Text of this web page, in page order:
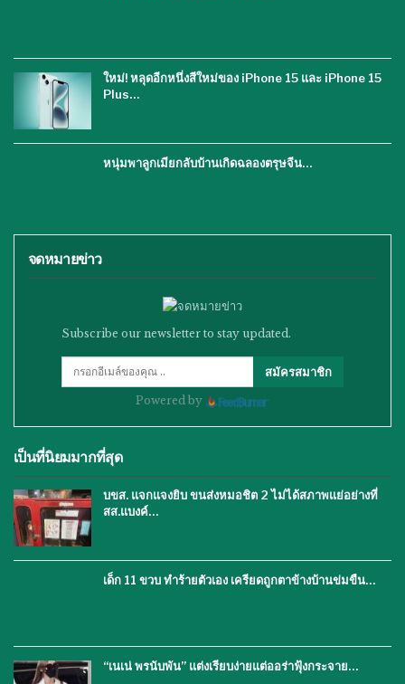
ใหม่! หลุดอีกหนึ่งสีใหม่ของ iPhone 15 และ iPhone 15
Plus…
หนุ่มพาลูกเมียกลับบ้านเกิดฉลองตรุษจีน…
จดหมายข่าว
Subscribe our newsletter to stay updated.
สมัครสมาชิก
Powered by
เป็นที่นิยมมากที่สุด
บขส. แจกแจงยิบ ขนส่งหมอชิต 2 ไม่ได้สภาพแย่อย่างที่
สส.แบงค์…
เด็ก 11 ขวบ ทำร้ายตัวเอง เครียดถูกตาข้างบ้านข่มขืน…
“เนเน่ พรนับพัน” แต่งเรียบง่ายแต่ออร่าฟุ้งกระจาย…